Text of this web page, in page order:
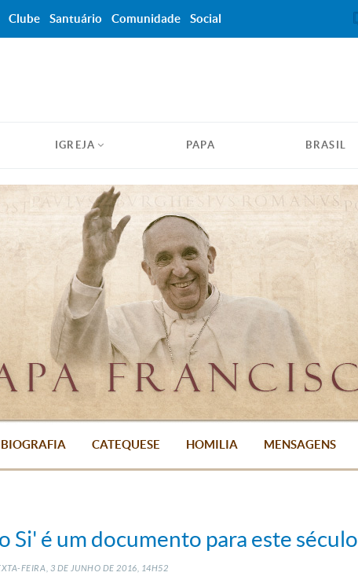
IGREJA PAPA BRASIL
BIOGRAFIA CATEQUESE HOMILIA MENSAGENS
Si' é um documento para este século
FEIRA, 3 DEJUNHO DE2016, 14H52
Clube Santuário Comunidade Social